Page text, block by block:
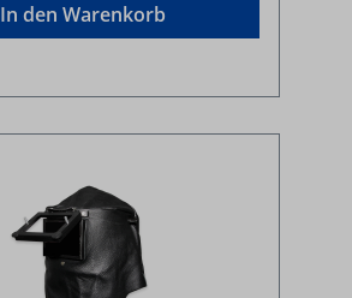
In den Warenkorb